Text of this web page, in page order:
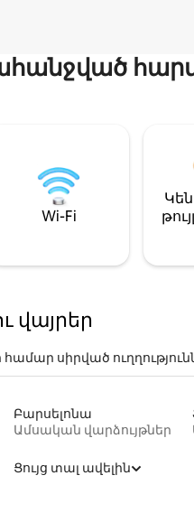
Wi-Fi
վայրեր
սիրված
Բարսելոնա
Ամսական վարձույթներ
Ցույց տալ ավելին